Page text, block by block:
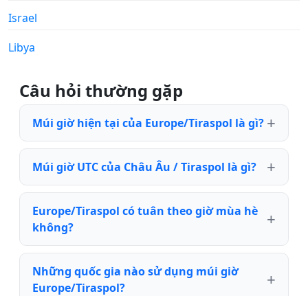
Israel
Libya
Câu hỏi thường gặp
Múi giờ hiện tại của Europe/Tiraspol là gì?
Múi giờ UTC của Châu Âu / Tiraspol là gì?
Europe/Tiraspol có tuân theo giờ mùa hè
không?
Những quốc gia nào sử dụng múi giờ
Europe/Tiraspol?